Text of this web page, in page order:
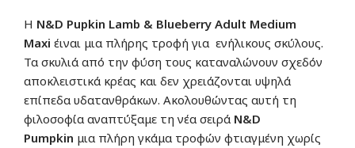
Η N&D Pupkin Lamb & Blueberry Adult Medium
Maxi έιναι μια πλήρης τροφή για ενήλικους σκύλους.
Τα σκυλιά από την φύση τους καταναλώνουν σχεδόν
αποκλειστικά κρέας και δεν χρειάζονται υψηλά
επίπεδα υδατανθράκων. Ακολουθώντας αυτή τη
φιλοσοφία αναπτύξαμε τη νέα σειρά N&D
Pumpkin μια πλήρη γκάμα τροφών φτιαγμένη χωρίς